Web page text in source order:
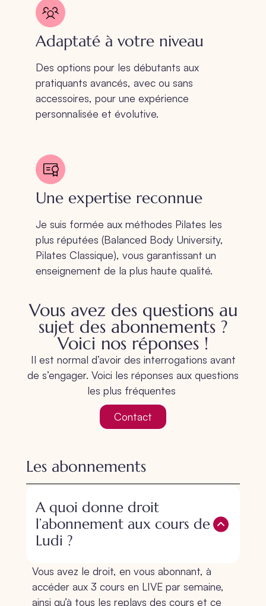
Adaptaté à votre niveau
Des options pour les débutants aux
pratiquants avancés, avec ou sans
accessoires, pour une expérience
personnalisée et évolutive.
Une expertise reconnue
Je suis formée aux méthodes Pilates les
plus réputées (Balanced Body University,
Pilates Classique), vous garantissant un
enseignement de la plus haute qualité.
Vous avez des questions au
sujet des abonnements ?
Voici nos réponses !
Il est normal d’avoir des interrogations avant
de s’engager. Voici les réponses aux questions
les plus fréquentes
Contact
Les abonnements
A quoi donne droit
l’abonnement aux cours de
Ludi ?
Vous avez le droit, en vous abonnant, à
accéder aux 3 cours en LIVE par semaine,
ainsi qu’à tous les replays des cours et ce